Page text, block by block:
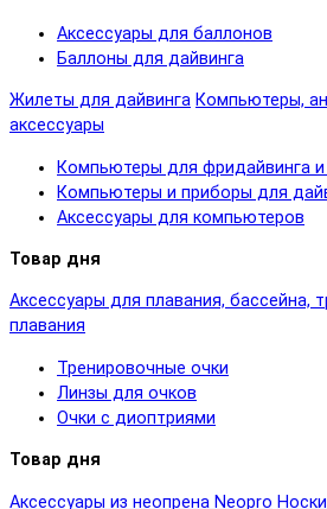
Аксессуары для баллонов
Баллоны для дайвинга
Жилеты для дайвинга Компьютеры,
аксессуары
Компьютеры для фридайвинга
Компьютеры и приборы для
Аксессуары для компьютеров
Товар дня
Аксессуары для плавания, бассейна,
плавания
Тренировочные очки
Линзы для очков
Очки с диоптриями
Товар дня
Аксессуары из неопрена Neopro